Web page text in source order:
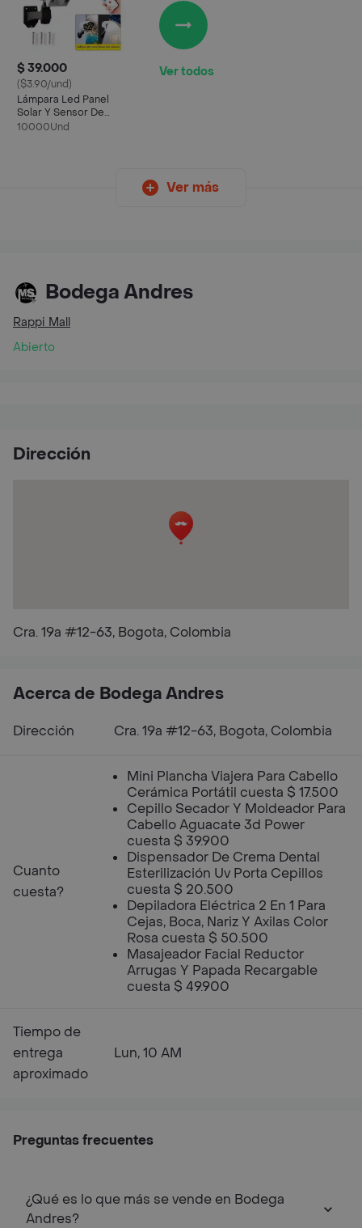
$ 39.000
($3.90/und)
Lámpara Led Panel
Solar Y Sensor De
Movimiento Tipo
10000Und
Ver todos
Ver más
Bodega Andres
Rappi Mall
Abierto
Dirección
Cra. 19a #12-63, Bogota, Colombia
Acerca de Bodega Andres
Dirección Cra. 19a #12-63, Bogota, Colombia
Cuanto
cuesta?
Mini Plancha Viajera Para Cabello
Cerámica Portátil cuesta $ 17.500
Cepillo Secador Y Moldeador Para
Cabello Aguacate 3d Power
cuesta $ 39.900
Dispensador De Crema Dental
Esterilización Uv Porta Cepillos
cuesta $ 20.500
Depiladora Eléctrica 2 En 1 Para
Cejas, Boca, Nariz Y Axilas Color
Rosa cuesta $ 50.500
Masajeador Facial Reductor
Arrugas Y Papada Recargable
cuesta $ 49.900
Tiempo de
entrega
aproximado
Lun, 10 AM
Preguntas frecuentes
¿Qué es lo que más se vende en Bodega
Andres?